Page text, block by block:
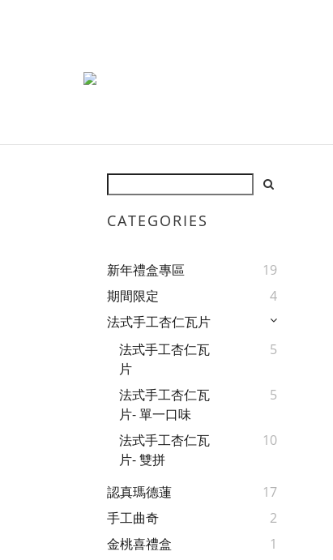
CATEGORIES
新年禮盒專區
19
期間限定
4
法式手工杏仁瓦片
法式手工杏仁瓦
片
5
法式手工杏仁瓦
片- 單一口味
5
法式手工杏仁瓦
片- 雙拼
10
認真瑪德蓮
17
手工曲奇
2
金桃喜禮盒
1